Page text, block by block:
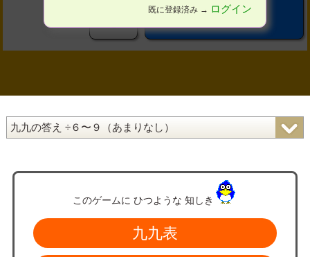
こたえる
既に登録済み → ログイン
このゲームに ひつような 知しき
九九表